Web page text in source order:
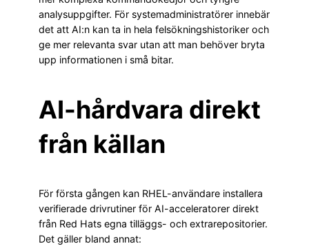
analysuppgifter. För systemadministratörer innebär
det att AI:n kan ta in hela felsökningshistoriker och
ge mer relevanta svar utan att man behöver bryta
upp informationen i små bitar.
AI-hårdvara direkt
från källan
För första gången kan RHEL-användare installera
verifierade drivrutiner för AI-acceleratorer direkt
från Red Hats egna tilläggs- och extrarepositorier.
Det gäller bland annat: